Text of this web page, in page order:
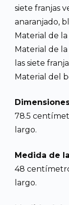
siete franjas
anaranjado,
Material de
Material de
las siete
Material del
78.5
largo.
Medida de
48
largo.